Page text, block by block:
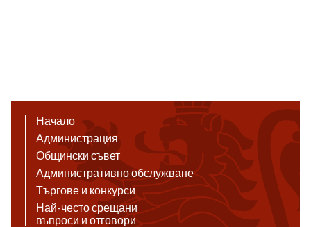
Начало
Администрация
Общински съвет
Административно обслужване
Търгове и конкурси
Най-често срещани
въпроси и отговори